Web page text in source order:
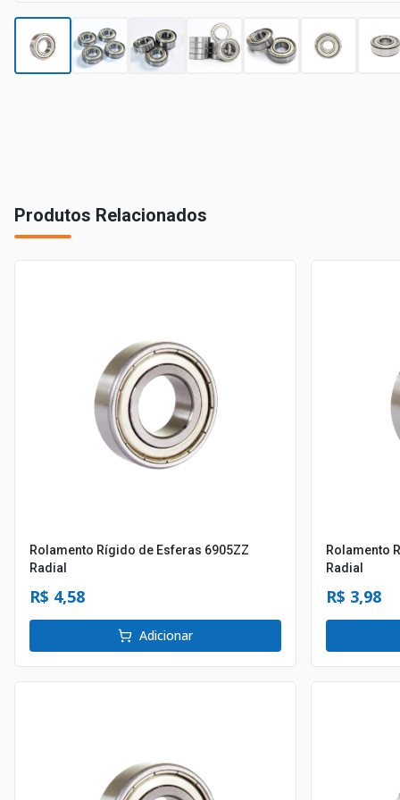
Produtos Relacionados
Rolamento Rígido de Esferas 6905ZZ
Radial
R$ 4,58
Adicionar
Rolamento
Radial
R$ 3,98